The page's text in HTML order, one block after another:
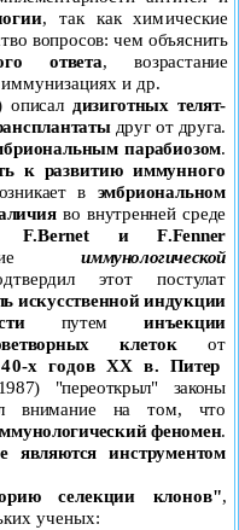
, так как химические
вопросов: чем объяснить
ответа, возрастание
и др.
описал дизиготных телят-
друг от друга.
парабиозом.
к развитию иммунного
в эмбриональном
во внутренней среде
F.BernetиF.Fenner
иммунологической
этот постулат
искусственной индукции
путеминъекции
клеток от
40-х годов XX в. Питер
"переоткрыл" законы
внимание на том, что
феномен.
являются инструментом
селекции клонов",
ученых: